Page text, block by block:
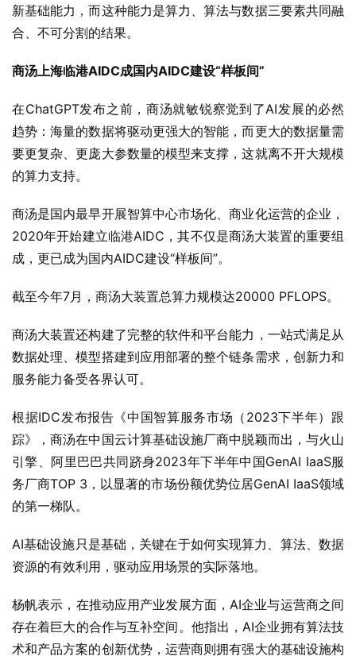
新基础能力，而这种能力是算力、算法与数据三要素共同融
合、不可分割的结果。
商汤上海临港AIDC成国内AIDC建设“样板间”
在ChatGPT发布之前，商汤就敏锐察觉到了AI发展的必然
趋势：海量的数据将驱动更强大的智能，而更大的数据量需
要更复杂、更庞大参数量的模型来支撑，这就离不开大规模
的算力支持。
商汤是国内最早开展智算中心市场化、商业化运营的企业，
2020年开始建立临港AIDC，其不仅是商汤大装置的重要组
成，更已成为国内AIDC建设“样板间”。
截至今年7月，商汤大装置总算力规模达20000 PFLOPS。
商汤大装置还构建了完整的软件和平台能力，一站式满足从
数据处理、模型搭建到应用部署的整个链条需求，创新力和
服务能力备受各界认可。
根据IDC发布报告《中国智算服务市场（2023下半年）跟
踪》，商汤在中国云计算基础设施厂商中脱颖而出，与火山
引擎、阿里巴巴共同跻身2023年下半年中国GenAI IaaS服
务厂商TOP 3，以显著的市场份额优势位居GenAI IaaS领域
的第一梯队。
AI基础设施只是基础，关键在于如何实现算力、算法、数据
资源的有效利用，驱动应用场景的实际落地。
杨帆表示，在推动应用产业发展方面，AI企业与运营商之间
存在着巨大的合作与互补空间。他指出，AI企业拥有算法技
术和产品方案的创新优势，运营商则拥有强大的基础设施构